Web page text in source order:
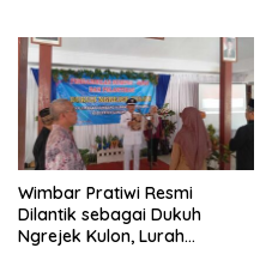
Wimbar Pratiwi Resmi
Dilantik sebagai Dukuh
Ngrejek Kulon, Lurah